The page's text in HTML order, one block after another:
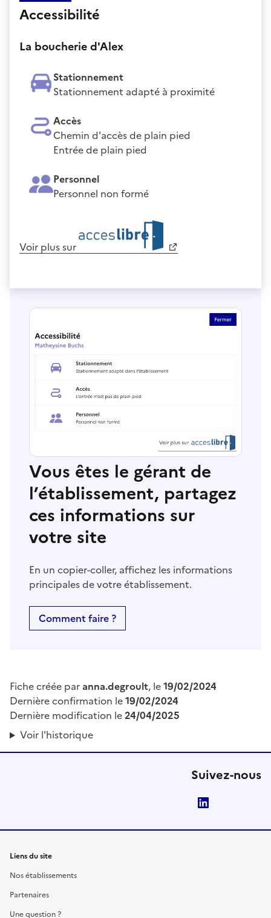
Accessibilité
La boucherie d'Alex
Stationnement
Stationnement adapté à proximité
Accès
Chemin d'accès de plain pied
Entrée de plain pied
Personnel
Personnel non formé
Voir plus sur
Vous êtes le gérant de
l’établissement, partagez
ces informations sur
votre site
En un copier-coller, affichez les informations
principales de votre établissement.
Comment faire ?
Fiche créée paranna.degroult, le19/02/2024
Dernière confirmation le19/02/2024
Dernière modification le24/04/2025
Voir l'historique
Suivez-nous
Liens du site
Nos établissements
Partenaires
Une question ?